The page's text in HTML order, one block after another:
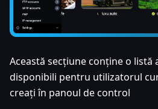
Această secțiune conține o
disponibili pentru utilizatorul
creați în panoul de control